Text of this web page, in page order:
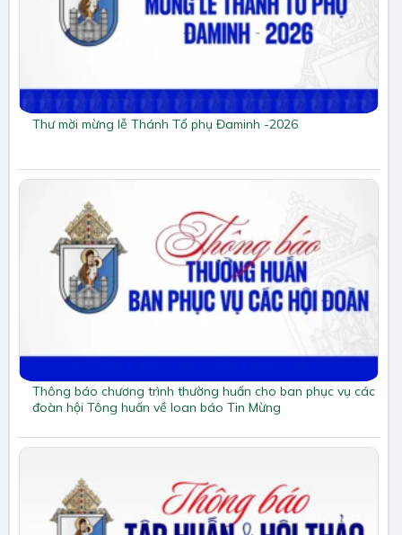
Thư mời mừng lễ Thánh Tổ phụ Đaminh -2026
Thông báo chương trình thường huấn cho ban phục vụ các
đoàn hội Tông huấn về loan báo Tin Mừng